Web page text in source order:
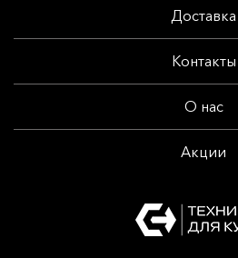
Доставка
Контакты
О нас
Акции